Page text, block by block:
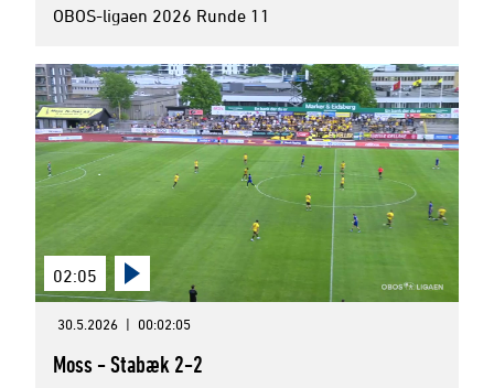
OBOS-ligaen 2026 Runde 11
02:05
30.5.2026 | 00:02:05
Moss - Stabæk 2-2